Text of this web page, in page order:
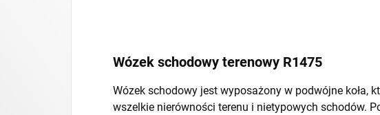
Wózek schodowy terenowy R1475
Wózek schodowy jest wyposażony w podwójne koła,
wszelkie nierówności terenu i nietypowych schodów.